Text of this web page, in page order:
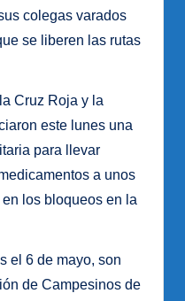
colegas varados
se liberen las rutas
Cruz Roja y la
este lunes una
para llevar
a unos
los bloqueos en la
el 6 de mayo, son
de Campesinos de